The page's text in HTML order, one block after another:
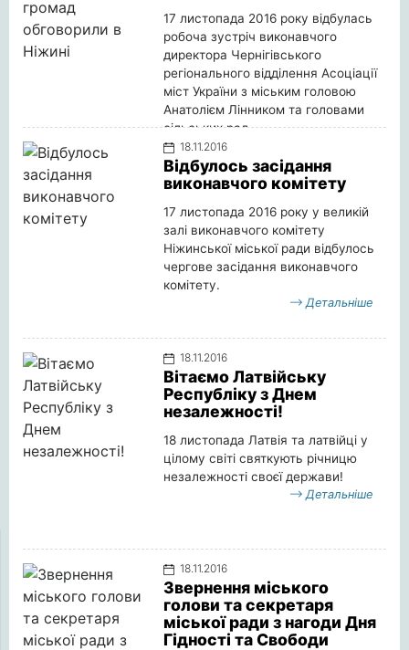
17 листопада 2016 року відбулась
робоча зустріч виконавчого
директора Чернігівського
регіонального відділення Асоціації
міст України з міським головою
Анатолієм Лінником та головами
сільських рад.
18.11.2016
Відбулось засідання
виконавчого комітету
17 листопада 2016 року у великій
залі виконавчого комітету
Ніжинської міської ради відбулось
чергове засідання виконавчого
комітету.
Детальніше
18.11.2016
Вітаємо Латвійську
Республіку з Днем
незалежності!
18 листопада Латвія та латвійці у
цілому світі святкують річницю
незалежності своєї держави!
Детальніше
18.11.2016
Звернення міського
голови та секретаря
міської ради з нагоди Дня
Гідності та Свободи